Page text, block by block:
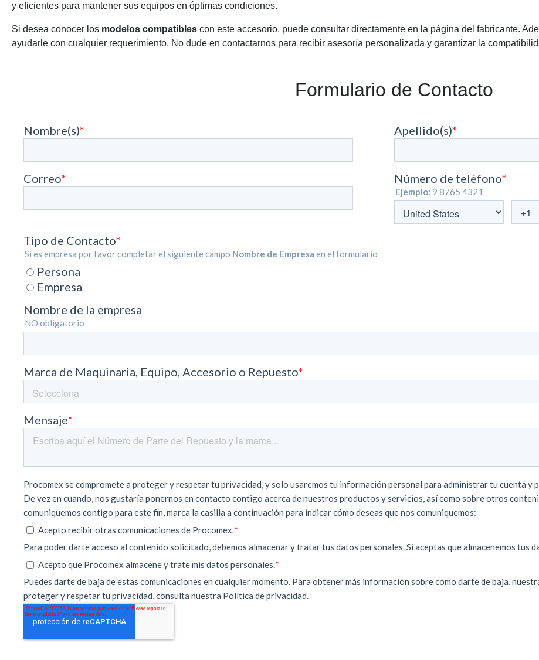
y eficientes para mantener sus equipos en óptimas condiciones.
Si desea conocer los modelos compatibles con este accesorio, puede consultar directamente en la página del fabricante.
ayudarle con cualquier requerimiento. No dude en contactarnos para recibir asesoría personalizada y garantizar la
Formulario de Contacto